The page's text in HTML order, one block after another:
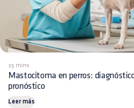
15 mins
Mastocitoma en perros:
pronóstico
Leer más